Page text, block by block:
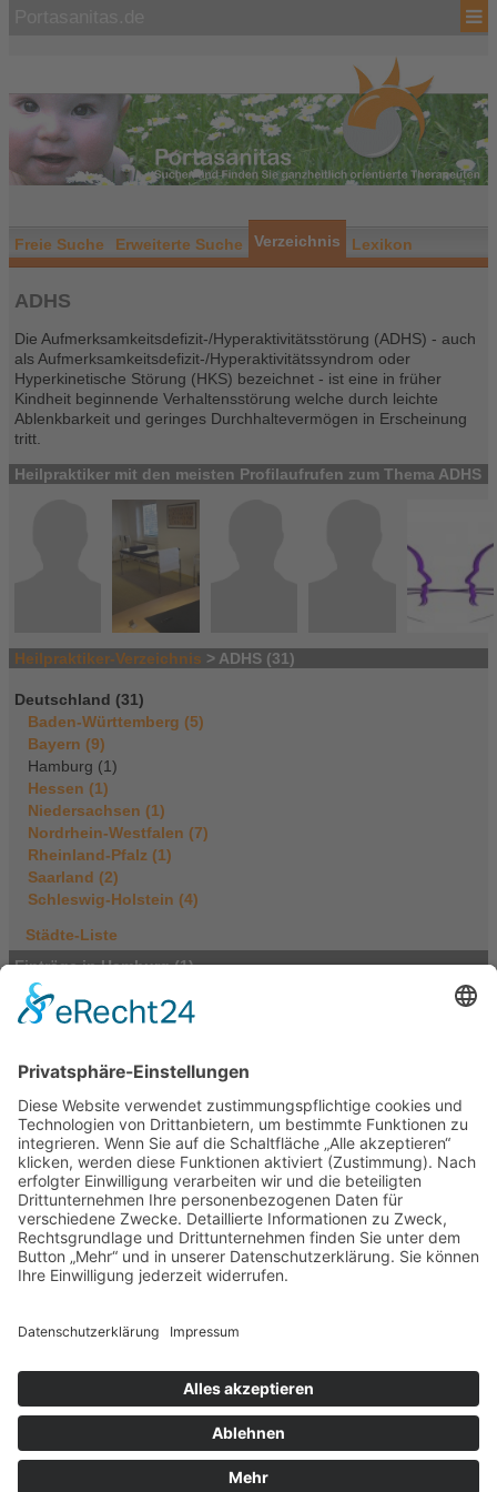
Freie Suche Erweiterte Suche Verzeichnis Lexikon
ADHS
Die Aufmerksamkeitsdefizit-/Hyperaktivitätsstörung (ADHS) - auch
als Aufmerksamkeitsdefizit-/Hyperaktivitätssyndrom oder
Hyperkinetische Störung (HKS) bezeichnet - ist eine in früher
Kindheit beginnende Verhaltensstörung welche durch leichte
Ablenkbarkeit und geringes Durchhaltevermögen in Erscheinung
tritt.
Heilpraktiker mit den meisten Profilaufrufen zum Thema ADHS
Heilpraktiker-Verzeichnis > ADHS (31)
Deutschland (31)
Baden-Württemberg (5)
Bayern (9)
Hamburg (1)
Hessen (1)
Niedersachsen (1)
Nordrhein-Westfalen (7)
Rheinland-Pfalz (1)
Saarland (2)
Schleswig-Holstein (4)
Städte-Liste
Einträge in Hamburg (1)
Naturheilpraxis für Kinder, Jugend und
Familien
Geibelstraße 16
22303 Hamburg
Deutschland
Tel.: 040 32 51 19 37
oder 0173 6191394
E-Mail|Homepage
Portasanitas-Profil
Qualifikationen
Heilpraktikerin
Kinderheilpraktikerin
ADH/ADHS Behandlung
Akupunktur
Autogenes Training für Kinder
Bachblütentherapie
alle anzeigen >>
Heilpraktiker Verzeichnis Übersicht